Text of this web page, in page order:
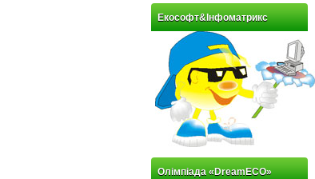
Екософт&Інфоматрикс
Олімпіада «DreamECO»